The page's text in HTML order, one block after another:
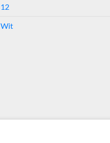
12
Wit